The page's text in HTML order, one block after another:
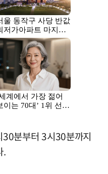
분부터 3시30분까지
.